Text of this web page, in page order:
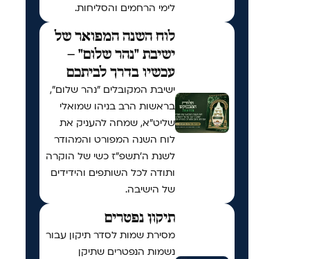
לימי הרחמים והסליחות.
לוח השנה המפואר של
ישיבת "נהר שלום" –
עכשיו בדרך לביתכם
ישיבת המקובלים "נהר שלום",
בראשות הרב בניהו שמואלי
שליט"א, שמחה להעניק את
לוח השנה המפורט והמהודר
לשנת ה'תשפ"ז כשי של הוקרה
ותודה לכל השותפים והידידים
של הישיבה.
תיקון נפטרים
מסירת שמות לסדר תיקון עבור
נשמות הנפטרים שתיקן